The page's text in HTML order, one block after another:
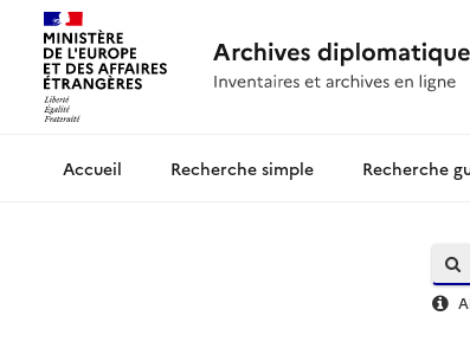
Archives diplomatiquesRecherche simple Recherche